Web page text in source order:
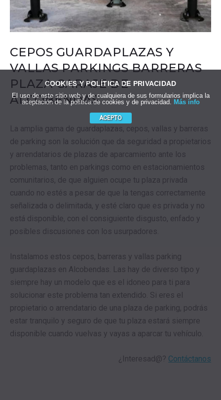
CEPOS GUARDAPLAZAS Y
VALLAS PARKINGS BARRERAS
PLAZA GARAJE DE
ALCOBENDAS
La amplia gama de guardaplazas, cepos, vallas y barreras
de parking son la solución que da seguridad a propietarios
y arrendatarios de plazas de aparcamiento ante los
problemas, tanto en parkings como en estacionamientos
comunitarios, de que alguien ocupe tu plaza privada
cuando no estés a pesar de que la tengas correctamente
señalizada o delimitada, y esté claro que es privada y no
está disponible, con el consiguiente disgusto, enfado y
posibles discusiones con los usurpadores.
Instalamos estos cepos, barreras y vallas parking
guardaplazas en Alcobendas. Las hay de diverso tipo y
siempre hay un modelo que es el idoneo para ti para
solucionar este problema tan extendido. Si eres el
propietario o arrendatario de una plaza de parking, podrás
estar tranquilo y seguro de que tu plaza estará siempre
disponible cuando vuelvas y vayas a aparcar tu vehículo.
¿Interesad@? Contáctanos
COOKIES Y POLÍTICA DE PRIVACIDAD
El uso de este sitio web y de cualquiera de sus formularios implica la
aceptación de la política de cookies y de privacidad. Más info
ACEPTO